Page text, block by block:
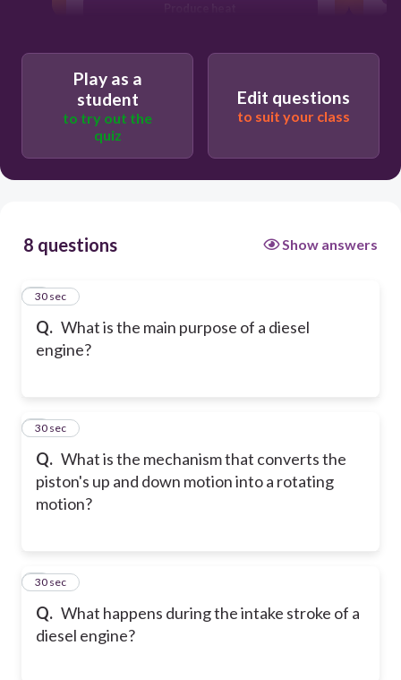
mechanical energy
Play as a
student
to try out the
quiz
Edit questions
to suit your class
8 questions Show answers
Q. What is the main purpose of a diesel
engine?
1
30 sec
Q. What is the mechanism that converts the
piston's up and down motion into a rotating
motion?
2
30 sec
Q. What happens during the intake stroke of a
diesel engine?
3
30 sec